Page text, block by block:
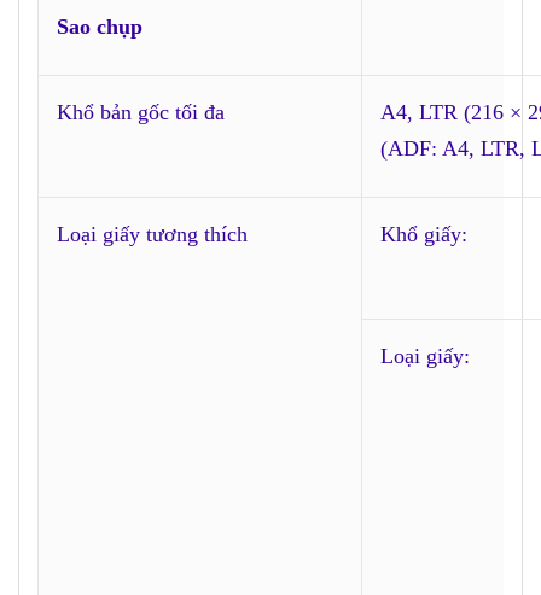
Sao chụp
Khổ bản gốc tối đa
A4, LTR (216 ×
(ADF: A4, LTR,
Loại giấy tương thích Khổ giấy:
Loại giấy: